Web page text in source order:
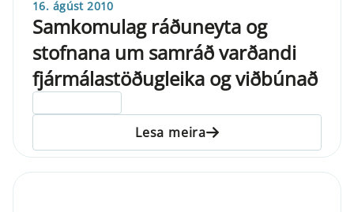
16. ágúst 2010
Samkomulag ráðuneyta og
stofnana um samráð varðandi
fjármálastöðugleika og viðbúnað
Lesa meira